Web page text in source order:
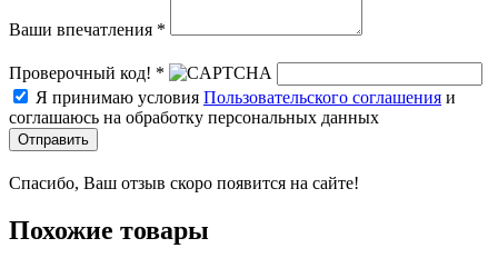
Ваши впечатления *
Проверочный код! *
Я принимаю условия Пользовательского соглашения и
соглашаюсь на обработку персональных данных
Отправить
Спасибо, Ваш отзыв скоро появится на сайте!
Похожие товары